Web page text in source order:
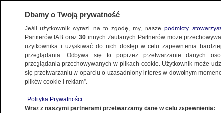
POLSKA
od Polski w kwestii jej wsparcia dla Ukrainy
Dbamy o Twoją prywatność
Jeśli użytkownik wyrazi na to zgodę, my, naszepodmioty
Partnerów IAB oraz30 innych Zaufanych Partnerów może
użytkownika i uzyskiwać do nich dostęp w celu zapewnienia
przeglądania. Odbywa się to poprzez przetwarzanie danych
przeglądania przechowywanych w plikach cookie. Użytkownik może
się przetwarzaniu w oparciu o uzasadniony interes w dowolnym
plików cookie i reklam”.
Polityka Prywatności
Wraz z naszymi partnerami przetwarzamy dane w celu zapewnienia: